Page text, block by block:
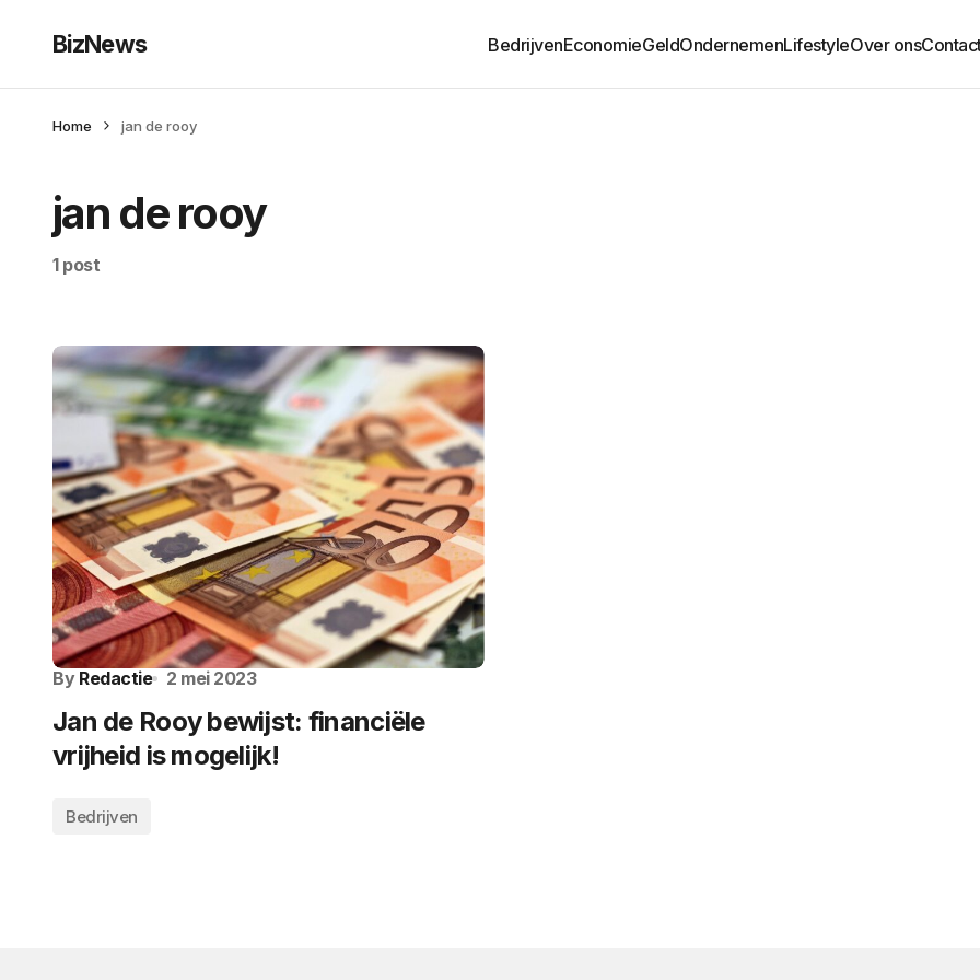
BizNews BedrijvenEconomieGeldOndernemenLifestyleOver ons
Home jan de rooy
jan de rooy
1 post
By Redactie 2 mei 2023
Jan de Rooy bewijst: financiële
vrijheid is mogelijk!
Bedrijven